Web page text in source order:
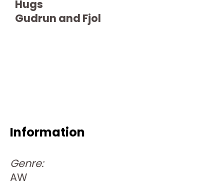
Hugs
Gudrun and Fjol
Information
Genre:
AW